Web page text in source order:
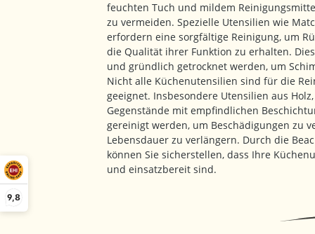
9,8
feuchten Tuch und mildem
zu vermeiden. Spezielle Utensilien wie
erfordern eine sorgfältige Reinigung, um
die Qualität ihrer Funktion zu erhalten.
und gründlich getrocknet werden, um
Nicht alle Küchenutensilien sind für die
geeignet. Insbesondere Utensilien aus
Gegenstände mit empfindlichen
gereinigt werden, um Beschädigungen zu
Lebensdauer zu verlängern. Durch die
können Sie sicherstellen, dass Ihre
und einsatzbereit sind.